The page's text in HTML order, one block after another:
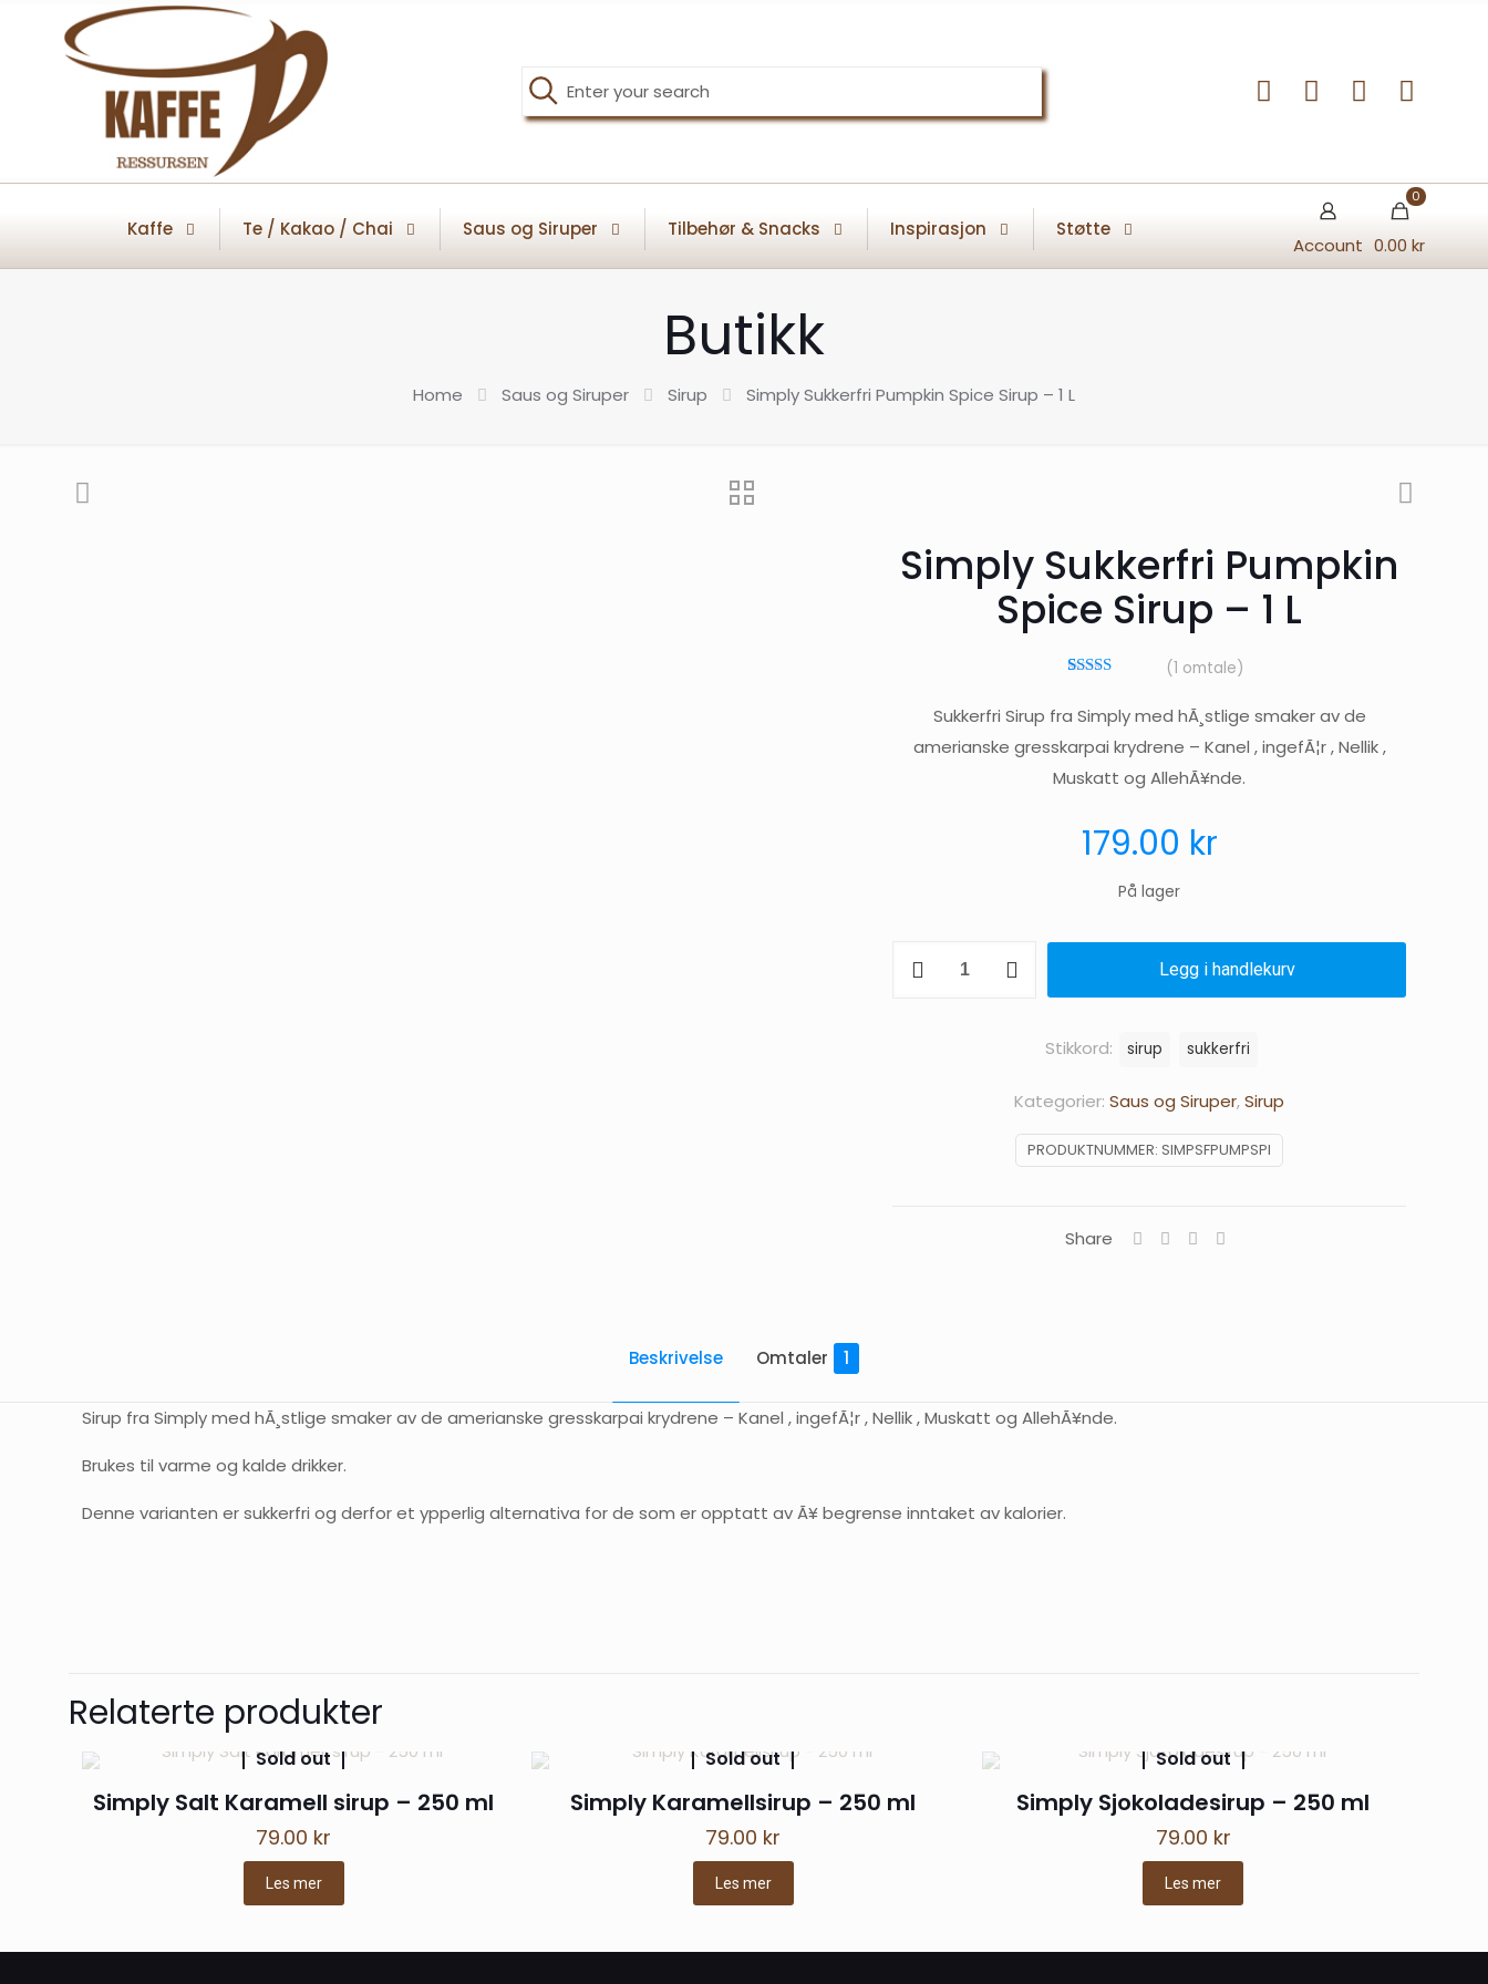
Kaffe Te / Kakao / Chai Saus og Siruper Tilbehør & Snacks Inspirasjon Støtte
Account
0
0.00 kr
Butikk
Home Saus og Siruper Sirup Simply Sukkerfri Pumpkin Spice Sirup – 1 L
Simply Sukkerfri Pumpkin
Spice Sirup – 1 L
av 5 basert
på
kundevurdering
(1 omtale)
Sukkerfri Sirup fra Simply med hÃ¸stlige smaker av de
amerianske gresskarpai krydrene – Kanel , ingefÃ¦r , Nellik ,
Muskatt og AllehÃ¥nde.
179.00 kr
På lager
Legg i handlekurv
PRODUKTNUMMER: SIMPSFPUMPSPI
Kategorier: Saus og Siruper,Sirup
Stikkord: sirup sukkerfri
Share
Beskrivelse Omtaler 1
Sirup fra Simply med hÃ¸stlige smaker av de amerianske gresskarpai krydrene – Kanel , ingefÃ¦r , Nellik , Muskatt og AllehÃ¥nde.
Brukes til varme og kalde drikker.
Denne varianten er sukkerfri og derfor et ypperlig alternativa for de som er opptatt av Ã¥ begrense inntaket av kalorier.
Kundene vÃ¥re elsker at det endelig finnes et sukkerfritt alternativ til PSL !
Skriv en omtale
Din e-postadresse vil ikke bli publisert.Obligatoriske felt er merket med*
Relaterte produkter
Sold out
Simply Salt Karamell sirup – 250 ml
79.00 kr
Les mer
Sold out
Simply Karamellsirup – 250 ml
79.00 kr
Les mer
Sold out
Simply Sjokoladesirup – 250 ml
79.00 kr
Les mer